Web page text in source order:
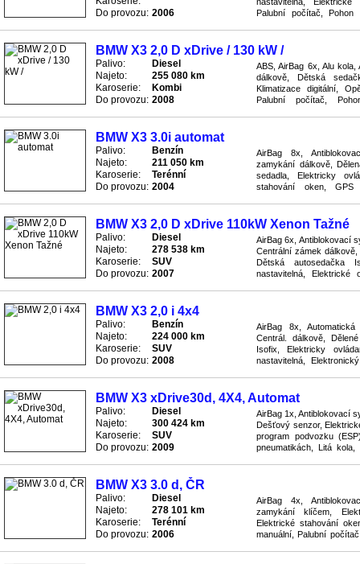
Do provozu: 2006
Palubní počítač, Pohon
BMW X3 2,0 D xDrive / 130 kW /
Palivo:
Diesel
Najeto:
255 080 km
Karoserie:
Kombi
Do provozu: 2008
ABS, AirBag 6x, Alu
dálkově, Dětská
Klimatizace digitální,
Palubní počítač,
BMW X3 3.0i automat
Palivo:
Benzín
Najeto:
211 050 km
Karoserie:
Terénní
Do provozu: 2004
AirBag 8x,
zamykání dálkově,
sedadla, Elektricky
stahování oken, GPS
BMW X3 2,0 D xDrive 110kW Xenon Tažné
Palivo:
Diesel
Najeto:
278 538 km
Karoserie:
SUV
Do provozu: 2007
AirBag 6x, Antiblokovací
Centrální zámek
Dětská autosedačka
nastavitelná, Elektrické
BMW X3 2,0 i 4x4
Palivo:
Benzín
Najeto:
224 000 km
Karoserie:
SUV
Do provozu: 2008
AirBag 8x,
Centrál. dálkově,
Isofix, Elektricky
nastavitelná,
BMW X3 xDrive30d, 4X4, Automat
Palivo:
Diesel
Najeto:
300 424 km
Karoserie:
SUV
Do provozu: 2009
AirBag 1x, Antiblokovací
Dešťový senzor,
program podvozku
pneumatikách, Litá
BMW X3 3.0 d, ČR
Palivo:
Diesel
Najeto:
278 101 km
Karoserie:
Terénní
Do provozu: 2006
AirBag 4x,
zamykání klíčem,
Elektrické stahování
manuální, Palubní